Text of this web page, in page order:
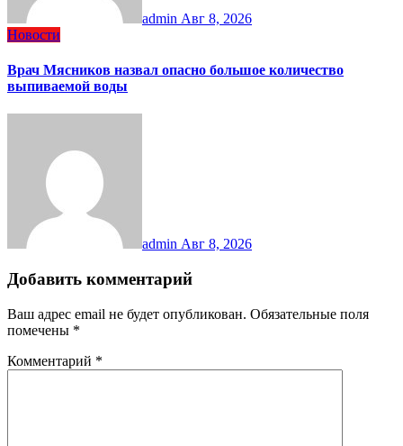
admin Авг 8, 2026
Новости
Врач Мясников назвал опасно большое количество
выпиваемой воды
admin Авг 8, 2026
Добавить комментарий
Ваш адрес email не будет опубликован. Обязательные поля
помечены *
Комментарий *